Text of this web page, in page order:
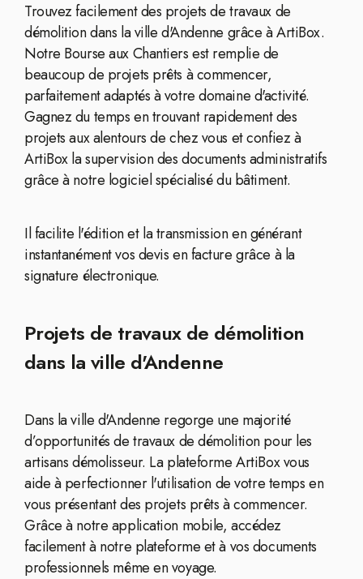
Trouvez facilement des projets de travaux de
démolition dans la ville d'Andenne grâce à ArtiBox.
Notre Bourse aux Chantiers est remplie de
beaucoup de projets prêts à commencer,
parfaitement adaptés à votre domaine d'activité.
Gagnez du temps en trouvant rapidement des
projets aux alentours de chez vous et confiez à
ArtiBox la supervision des documents administratifs
grâce à notre logiciel spécialisé du bâtiment.
Il facilite l'édition et la transmission en générant
instantanément vos devis en facture grâce à la
signature électronique.
Projets de travaux de démolition
dans la ville d'Andenne
Dans la ville d'Andenne regorge une majorité
d’opportunités de travaux de démolition pour les
artisans démolisseur. La plateforme ArtiBox vous
aide à perfectionner l'utilisation de votre temps en
vous présentant des projets prêts à commencer.
Grâce à notre application mobile, accédez
facilement à notre plateforme et à vos documents
professionnels même en voyage.